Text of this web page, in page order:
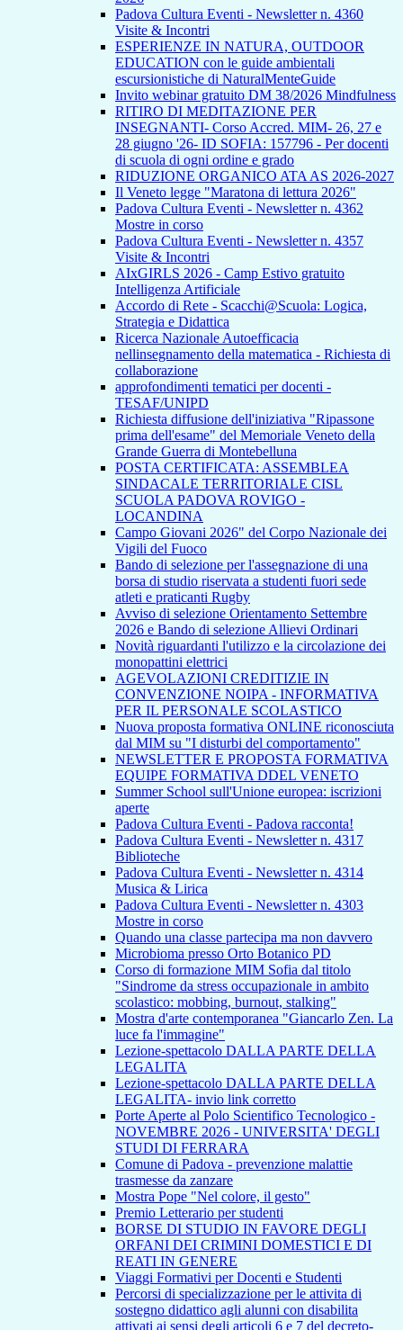
Padova Cultura Eventi - Newsletter n. 4360
Visite & Incontri
ESPERIENZE IN NATURA, OUTDOOR
EDUCATION con le guide ambientali
escursionistiche di NaturalMenteGuide
Invito webinar gratuito DM 38/2026 Mindfulness
RITIRO DI MEDITAZIONE PER
INSEGNANTI- Corso Accred. MIM- 26, 27 e
28 giugno '26- ID SOFIA: 157796 - Per docenti
di scuola di ogni ordine e grado
RIDUZIONE ORGANICO ATA AS 2026-2027
Il Veneto legge "Maratona di lettura 2026"
Padova Cultura Eventi - Newsletter n. 4362
Mostre in corso
Padova Cultura Eventi - Newsletter n. 4357
Visite & Incontri
AIxGIRLS 2026 - Camp Estivo gratuito
Intelligenza Artificiale
Accordo di Rete - Scacchi@Scuola: Logica,
Strategia e Didattica
Ricerca Nazionale Autoefficacia
nellinsegnamento della matematica - Richiesta di
collaborazione
approfondimenti tematici per docenti -
TESAF/UNIPD
Richiesta diffusione dell'iniziativa "Ripassone
prima dell'esame" del Memoriale Veneto della
Grande Guerra di Montebelluna
POSTA CERTIFICATA: ASSEMBLEA
SINDACALE TERRITORIALE CISL
SCUOLA PADOVA ROVIGO -
LOCANDINA
Campo Giovani 2026" del Corpo Nazionale dei
Vigili del Fuoco
Bando di selezione per l'assegnazione di una
borsa di studio riservata a studenti fuori sede
atleti e praticanti Rugby
Avviso di selezione Orientamento Settembre
2026 e Bando di selezione Allievi Ordinari
Novità riguardanti l'utilizzo e la circolazione dei
monopattini elettrici
AGEVOLAZIONI CREDITIZIE IN
CONVENZIONE NOIPA - INFORMATIVA
PER IL PERSONALE SCOLASTICO
Nuova proposta formativa ONLINE riconosciuta
dal MIM su "I disturbi del comportamento"
NEWSLETTER E PROPOSTA FORMATIVA
EQUIPE FORMATIVA DDEL VENETO
Summer School sull'Unione europea: iscrizioni
aperte
Padova Cultura Eventi - Padova racconta!
Padova Cultura Eventi - Newsletter n. 4317
Biblioteche
Padova Cultura Eventi - Newsletter n. 4314
Musica & Lirica
Padova Cultura Eventi - Newsletter n. 4303
Mostre in corso
Quando una classe partecipa ma non davvero
Microbioma presso Orto Botanico PD
Corso di formazione MIM Sofia dal titolo
"Sindrome da stress occupazionale in ambito
scolastico: mobbing, burnout, stalking"
Mostra d'arte contemporanea "Giancarlo Zen. La
luce fa l'immagine"
Lezione-spettacolo DALLA PARTE DELLA
LEGALITA
Lezione-spettacolo DALLA PARTE DELLA
LEGALITA- invio link corretto
Porte Aperte al Polo Scientifico Tecnologico -
NOVEMBRE 2026 - UNIVERSITA' DEGLI
STUDI DI FERRARA
Comune di Padova - prevenzione malattie
trasmesse da zanzare
Mostra Pope "Nel colore, il gesto"
Premio Letterario per studenti
BORSE DI STUDIO IN FAVORE DEGLI
ORFANI DEI CRIMINI DOMESTICI E DI
REATI IN GENERE
Viaggi Formativi per Docenti e Studenti
Percorsi di specializzazione per le attivita di
sostegno didattico agli alunni con disabilita
attivati ai sensi degli articoli 6 e 7 del decreto-